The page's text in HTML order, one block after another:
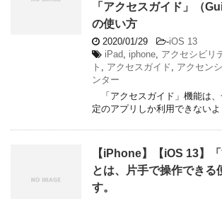
「アクセスガイド」（
の使い方
2020/01/29 -iOS 13
iPad, iphone, アクセシビリ
ト , アクセスガイド, アクセン
ンター
「アクセスガイド」機能は
定のアプリしか利用できない
【iPhone】【iOS 13】
とは、片手で操作できる
す。